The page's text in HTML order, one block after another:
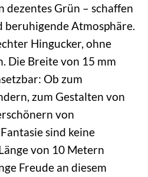
dezentes Grün – schaffen
beruhigende Atmosphäre.
Hingucker, ohne
Die Breite von 15 mm
Ob zum
zum Gestalten von
von
sind keine
von 10 Metern
Freude an diesem